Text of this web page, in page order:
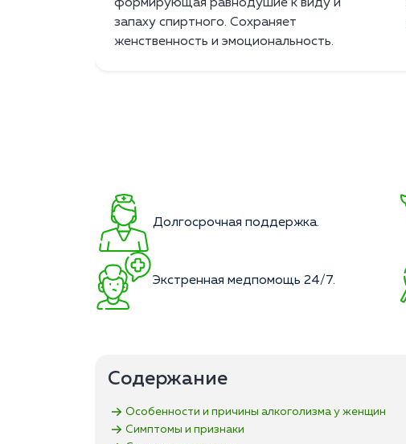
формирующая равнодушие к виду и
запаху спиртного. Сохраняет
женственность и эмоциональность.
Долгосрочная поддержка.
Экстренная медпомощь 24/7.
Содержание
Особенности и причины алкоголизма у женщин
Симптомы и признаки